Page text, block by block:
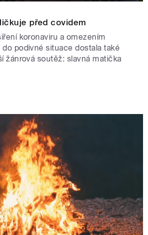
před covidem
koronaviru a omezením
podivné situace dostala také
žánrová soutěž: slavná matička